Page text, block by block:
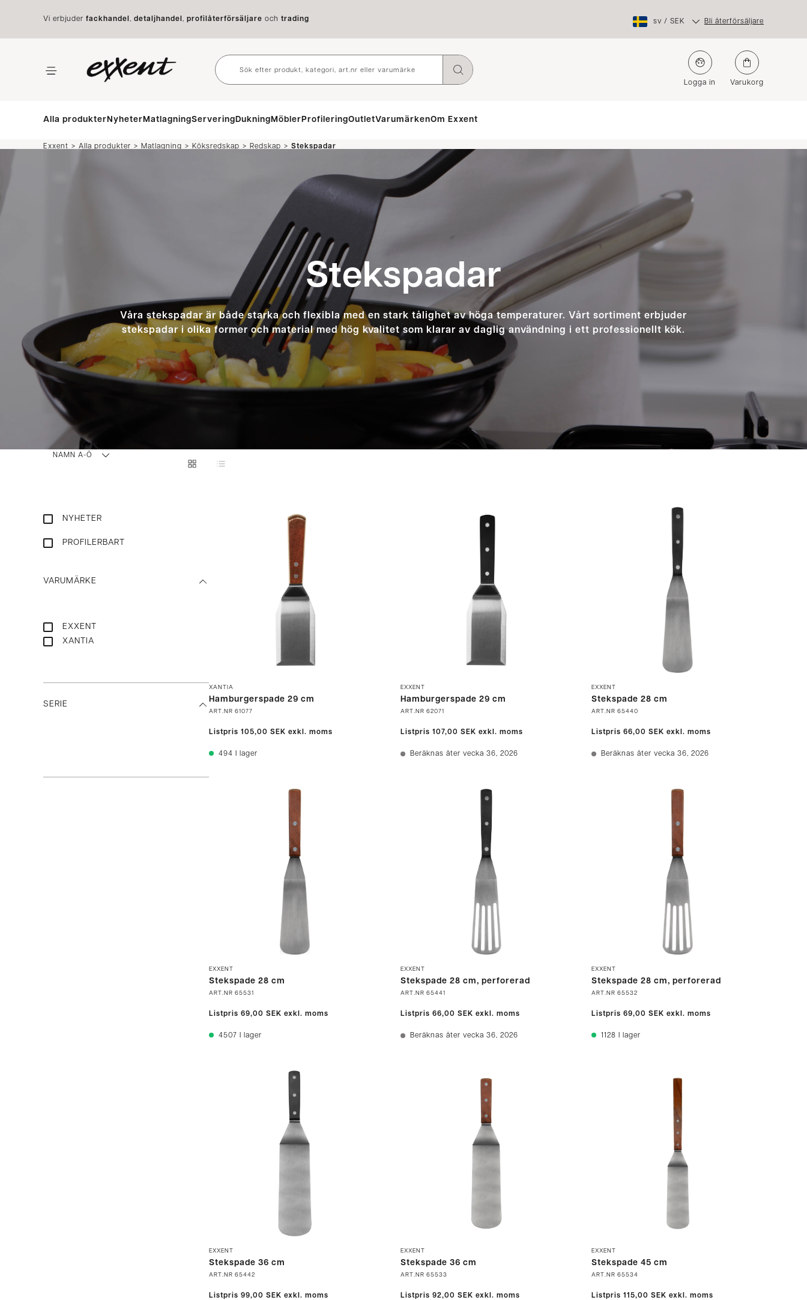
Vi erbjuder fackhandel , detaljhandel , profilåterförsäljare och trading sv / SEK Bli återförsäljare
Logga in Varukorg
Alla produkterNyheterMatlagningServeringDukningMöblerProfileringOutletVarumärkenOm Exxent
Exxent > Alla produkter > Matlagning > Köksredskap > Redskap > Stekspadar
Stekspadar
Våra stekspadar är både starka och flexibla med en stark tålighet av höga temperaturer. Vårt sortiment erbjuder
stekspadar i olika former och material med hög kvalitet som klarar av daglig användning i ett professionellt kök.
NAMN A-Ö
NYHETER
PROFILERBART
VARUMÄRKE
EXXENT
XANTIA
SERIE
XANTIA
Hamburgerspade 29 cm
ART.NR 61077
Listpris 105,00 SEK exkl. moms
494 I lager
EXXENT
Hamburgerspade 29 cm
ART.NR 62071
Listpris 107,00 SEK exkl. moms
Beräknas åter vecka 36, 2026
EXXENT
Stekspade 28 cm
ART.NR 65440
Listpris 66,00 SEK exkl. moms
Beräknas åter vecka 36, 2026
EXXENT
Stekspade 28 cm
ART.NR 65531
Listpris 69,00 SEK exkl. moms
4507 I lager
EXXENT
Stekspade 28 cm, perforerad
ART.NR 65441
Listpris 66,00 SEK exkl. moms
Beräknas åter vecka 36, 2026
EXXENT
Stekspade 28 cm, perforerad
ART.NR 65532
Listpris 69,00 SEK exkl. moms
1128 I lager
EXXENT
Stekspade 36 cm
ART.NR 65442
Listpris 99,00 SEK exkl. moms
EXXENT
Stekspade 36 cm
ART.NR 65533
Listpris 92,00 SEK exkl. moms
EXXENT
Stekspade 45 cm
ART.NR 65534
Listpris 115,00 SEK exkl. moms